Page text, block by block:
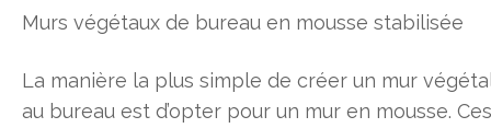
Murs végétaux de bureau en mousse stabilisée
La manière la plus simple de créer un mur
au bureau est d’opter pour un mur en mousse. Ces